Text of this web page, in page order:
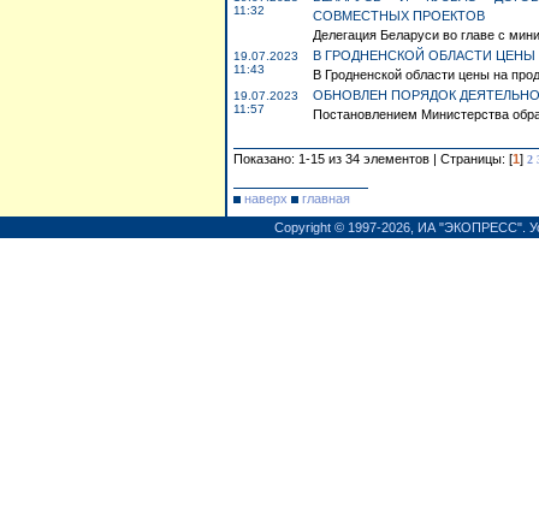
11:32
СОВМЕСТНЫХ ПРОЕКТОВ
Делегация Беларуси во главе с
19.07.2023
11:43
В ГРОДНЕНСКОЙ ОБЛАСТИ ЦЕНЫ
В Гродненской области цены на
19.07.2023
11:57
ОБНОВЛЕН ПОРЯДОК
Постановлением Министерства
Показано: 1-15 из 34 элементов | Страницы: [1] 2
наверх
главная
Copyright © 1997-2026, ИА "ЭКОПРЕСС".